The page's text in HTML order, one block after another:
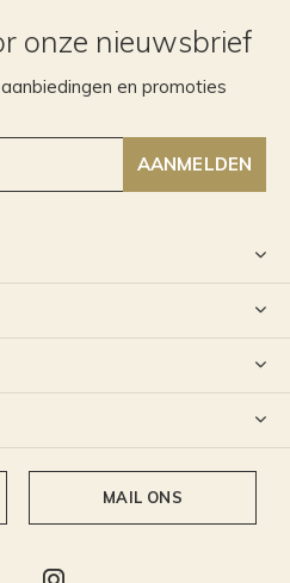
onze nieuwsbrief
en promoties
AANMELDEN
MAIL ONS